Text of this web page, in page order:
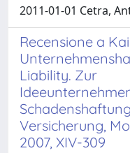
2011-01-01 Cetra,
Recensione a
Liability. Zur
Versicherung,
2007, XIV-309